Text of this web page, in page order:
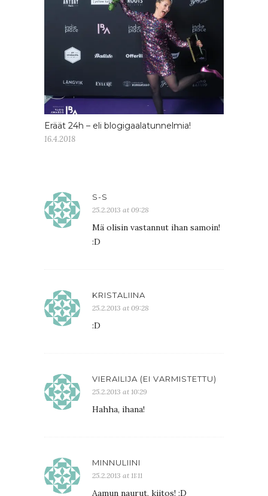
Eräät 24h – eli blogigaalatunnelmia!
16.4.2018
S-S
25.2.2013 at 09:28
Mä olisin vastannut ihan samoin!
:D
KRISTALIINA
25.2.2013 at 09:28
:D
VIERAILIJA (EI VARMISTETTU)
25.2.2013 at 10:29
Hahha, ihana!
MINNULIINI
25.2.2013 at 11:11
Aamun naurut, kiitos! :D